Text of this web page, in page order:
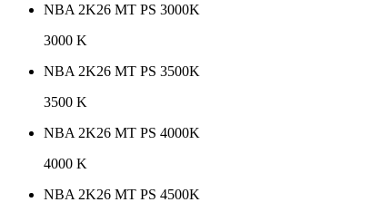
NBA 2K26 MT PS 3000K
3000 K
NBA 2K26 MT PS 3500K
3500 K
NBA 2K26 MT PS 4000K
4000 K
NBA 2K26 MT PS 4500K